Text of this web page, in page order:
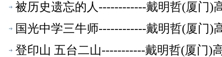
被历史遗忘的人------------戴明哲(厦门)
国光中学三牛师------------戴明哲(厦门)
登印山 五台二山-----------戴明哲(厦门)